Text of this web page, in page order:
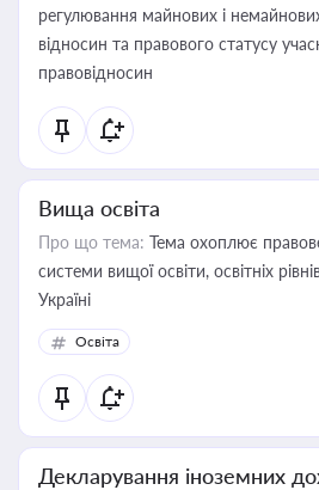
регулювання майнових і
відносин та правового статусу
правовідносин
Вища освіта
Про що тема: Тема охоплює
системи вищої освіти, освітніх
Україні
Освіта
Декларування іноземних